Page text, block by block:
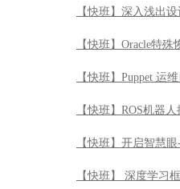
【快班】深入浅出
【快班】Oracle特
【快班】Puppet 运
【快班】ROS机器
【快班】开启智慧
【快班】 深度学习